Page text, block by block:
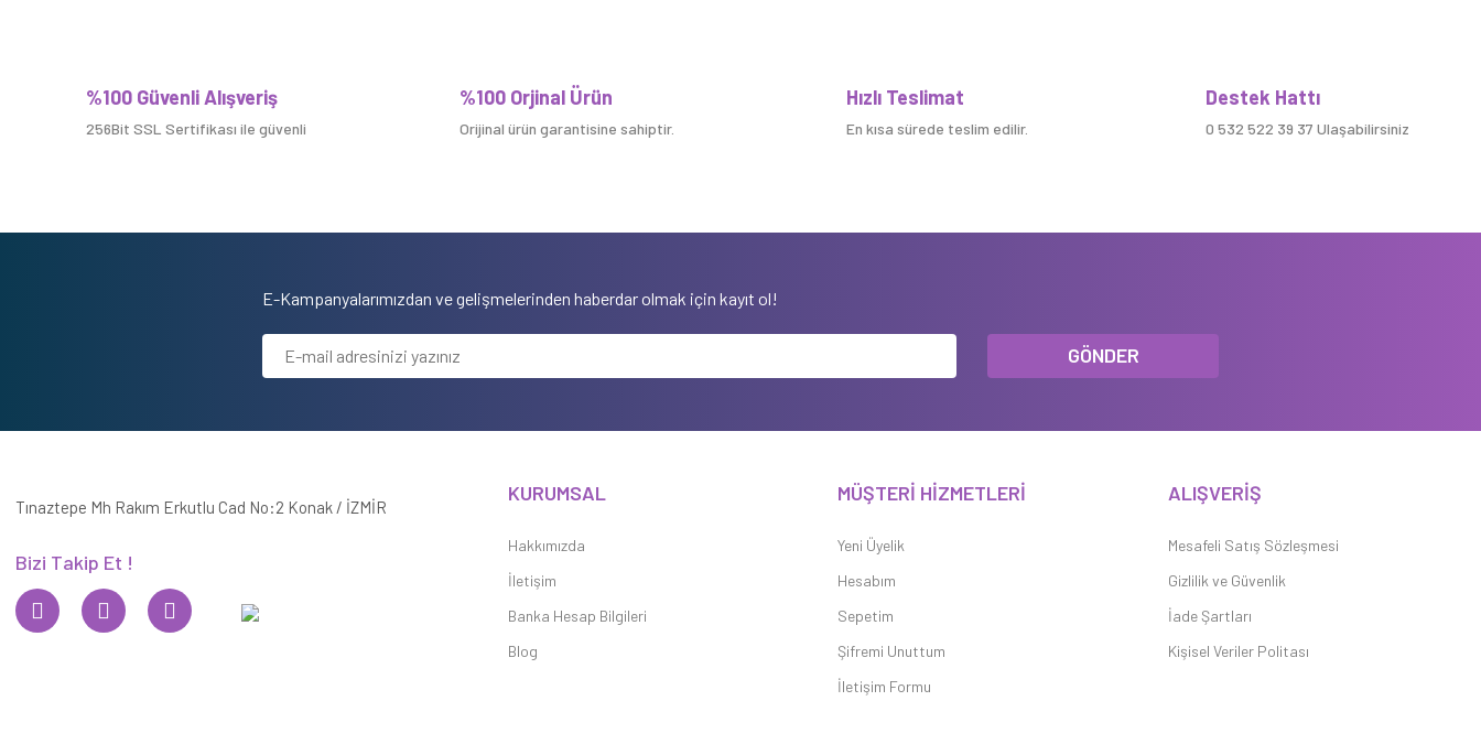
%100 Güvenli Alışveriş
256Bit SSL Sertifikası ile güvenli
%100 Orjinal Ürün
Orijinal ürün garantisine sahiptir.
Hızlı Teslimat
En kısa sürede teslim edilir.
Destek Hattı
0 532 522 39 37 Ulaşabilirsiniz
E-Kampanyalarımızdan ve gelişmelerinden haberdar olmak için kayıt ol!
GÖNDER
Tınaztepe Mh Rakım Erkutlu Cad No:2 Konak / İZMİR
Bizi Takip Et !
KURUMSAL
Hakkımızda
İletişim
Banka Hesap Bilgileri
Blog
MÜŞTERİ HİZMETLERİ
Yeni Üyelik
Hesabım
Sepetim
Şifremi Unuttum
İletişim Formu
ALIŞVERİŞ
Mesafeli Satış Sözleşmesi
Gizlilik ve Güvenlik
İade Şartları
Kişisel Veriler Politası